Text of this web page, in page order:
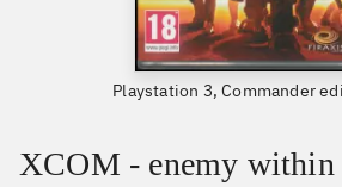
Playstation 3, Commander
XCOM - enemy within